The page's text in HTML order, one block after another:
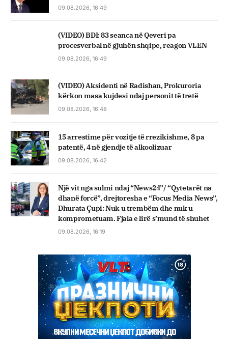
09.08.2026, 16:49
(VIDEO) BDI: 83 seanca në Qeveri pa
procesverbal në gjuhën shqipe, reagon VLEN
09.08.2026, 16:49
(VIDEO) Aksidenti në Radishan, Prokuroria
kërkon masa kujdesi ndaj personit të tretë
09.08.2026, 16:48
15 arrestime për vozitje të rrezikishme, 8 pa
patentë, 4 në gjendje të alkoolizuar
09.08.2026, 16:42
Një vit nga sulmi ndaj “News24”/ “Qytetarët na
dhanë forcë”, drejtoresha e “Focus Media News”,
Dhurata Çupi: Nuk u trembëm dhe nuk u
komprometuam. Fjala e lirë s’mund të shuhet
09.08.2026, 16:19